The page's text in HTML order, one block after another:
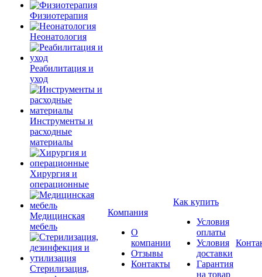
Физиотерапия
Неонатология
Реабилитация и
уход
Инструменты и
расходные
материалы
Хирургия и
операционные
Медицинская
мебель
Стерилизация,
Компания
О
компании
Отзывы
Контакты
Как купить
Условия
оплаты
Условия
доставки
Гарантия
на товар